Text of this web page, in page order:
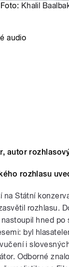
Khalil
audio
autor
rozhlasu
na Státní
rozhlasu.
hned po
byl
i
Odborné